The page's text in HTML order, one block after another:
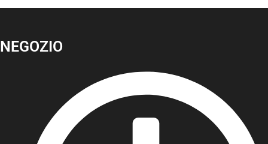
NEGOZIO